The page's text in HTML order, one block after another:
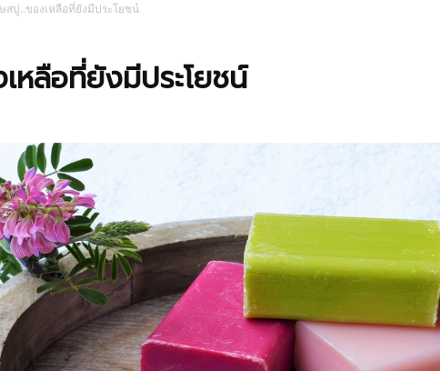
รู้
วา
สบู่..ของเหลือที่ยังมีประโยชน์
หลือที่ยังมีประโยชน์